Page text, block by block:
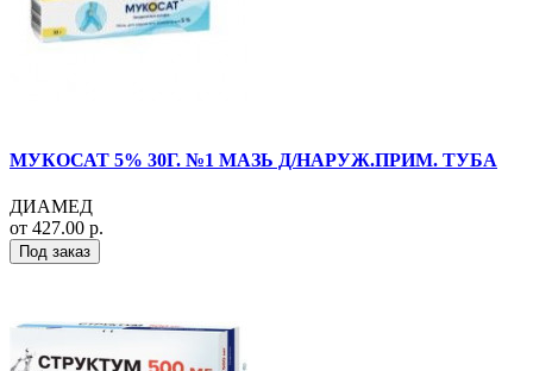
МУКОСАТ 5% 30Г. №1 МАЗЬ Д/НАРУЖ.ПРИМ. ТУБА
ДИАМЕД
от 427.00 р.
Под заказ